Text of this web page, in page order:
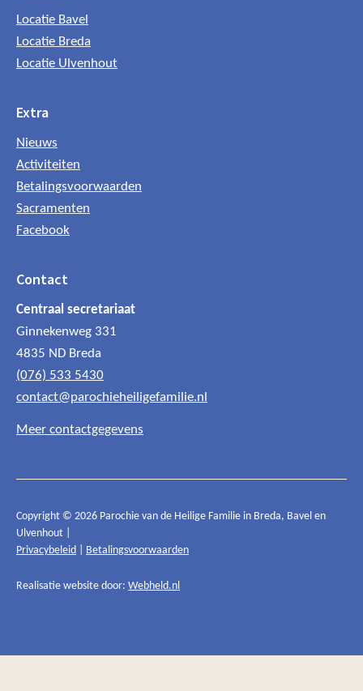
Locatie Bavel
Locatie Breda
Locatie Ulvenhout
Extra
Nieuws
Activiteiten
Betalingsvoorwaarden
Sacramenten
Facebook
Contact
Centraal secretariaat
Ginnekenweg 331
4835 ND Breda
(076) 533 5430
contact@parochieheiligefamilie.nl
Meer contactgegevens
Copyright © 2026 Parochie van de Heilige Familie in Breda, Bavel en
Ulvenhout |
Privacybeleid
Betalingsvoorwaarden
Realisatie website door: Webheld.nl